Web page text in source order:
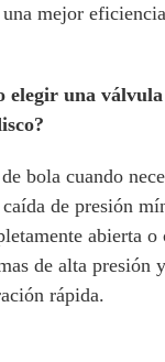
mejor
elegir una
bola cuando
de presión
abierta o
de alta presión
rápida.